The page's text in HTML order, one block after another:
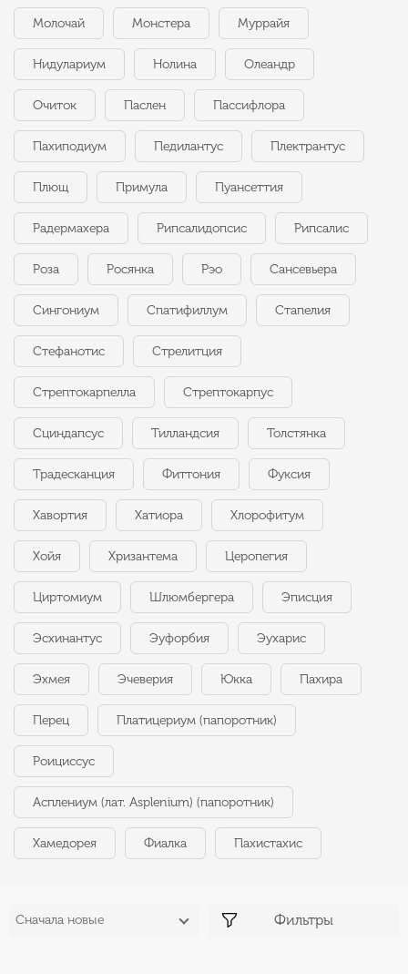
Молочай Монстера Муррайя
Нидулариум Нолина Олеандр
Очиток Паслен Пассифлора
Пахиподиум Педилантус Плектрантус
Плющ Примула Пуансеттия
Радермахера Рипсалидопсис Рипсалис
Роза Росянка Рэо Сансевьера
Сингониум Спатифиллум Стапелия
Стефанотис Стрелитция
Стрептокарпелла Стрептокарпус
Сциндапсус Тилландсия Толстянка
Традесканция Фиттония Фуксия
Хавортия Хатиора Хлорофитум
Хойя Хризантема Церопегия
Циртомиум Шлюмбергера Эписция
Эсхинантус Эуфорбия Эухарис
Эхмея Эчеверия Юкка Пахира
Перец Платицериум (папоротник)
Роициссус
Асплениум (лат. Asplenium) (папоротник)
Хамедорея Фиалка Пахистахис
Сначала новые Фильтры